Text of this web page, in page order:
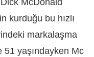
McDonald
kurduğu bu hızlı
markalaşma
51 yaşındayken Mc